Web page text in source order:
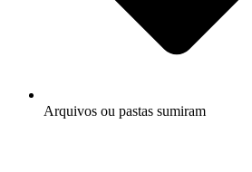
Arquivos ou pastas sumiram